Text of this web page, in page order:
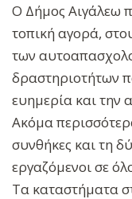
Ο Δήμος Αιγάλεω
τοπική αγορά,
των
δραστηριοτήτων
ευημερία και την
Ακόμα
συνθήκες και τη
εργαζόμενοι σε
Τα καταστήματα